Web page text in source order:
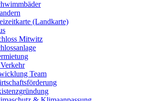
(Landkarte)
Mitwitz
Team